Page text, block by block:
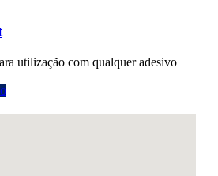
utilização com qualquer adesivo